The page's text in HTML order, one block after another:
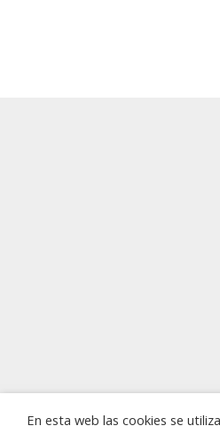
En esta web las cookies se